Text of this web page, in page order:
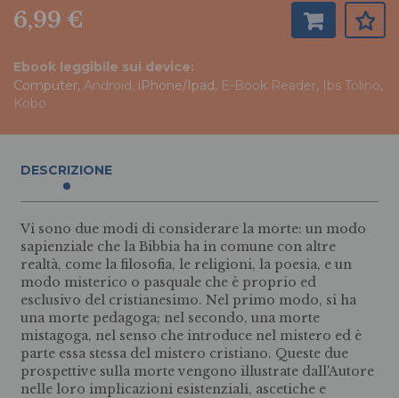
6,99 €
Ebook leggibile sui device:
Computer, Android, iPhone/Ipad, E-Book Reader, Ibs Tolino,
Kobo
DESCRIZIONE
Vi sono due modi di considerare la morte: un modo
sapienziale che la Bibbia ha in comune con altre
realtà, come la filosofia, le religioni, la poesia, e un
modo misterico o pasquale che è proprio ed
esclusivo del cristianesimo. Nel primo modo, si ha
una morte pedagoga; nel secondo, una morte
mistagoga, nel senso che introduce nel mistero ed è
parte essa stessa del mistero cristiano. Queste due
prospettive sulla morte vengono illustrate dall'Autore
nelle loro implicazioni esistenziali, ascetiche e